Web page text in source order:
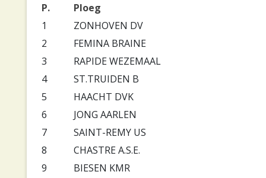
P.
Ploeg
1
ZONHOVEN DV
2
FEMINA BRAINE
3
RAPIDE WEZEMAAL
4
ST.TRUIDEN B
5
HAACHT DVK
6
JONG AARLEN
7
SAINT-REMY US
8
CHASTRE A.S.E.
9
BIESEN KMR